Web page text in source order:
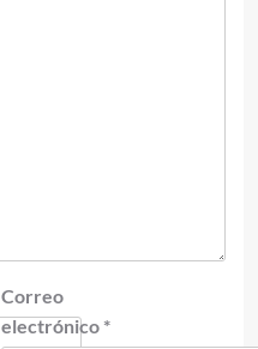
Correo
electrónico *